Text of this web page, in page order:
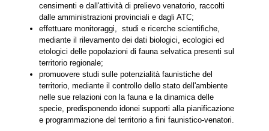
censimenti e dall'attività di prelievo venatorio, raccolti
dalle amministrazioni provinciali e dagli ATC;
effettuare monitoraggi, studi e ricerche scientifiche,
mediante il rilevamento dei dati biologici, ecologici ed
etologici delle popolazioni di fauna selvatica presenti sul
territorio regionale;
promuovere studi sulle potenzialità faunistiche del
territorio, mediante il controllo dello stato dell'ambiente
nelle sue relazioni con la fauna e la dinamica delle
specie, predisponendo idonei supporti alla pianificazione
e programmazione del territorio a fini faunistico-venatori.